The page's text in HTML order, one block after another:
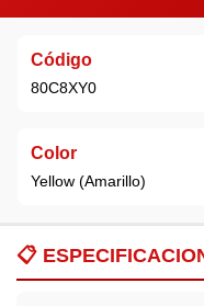
Código
80C8XY0
Color
Yellow (Amarillo)
📋